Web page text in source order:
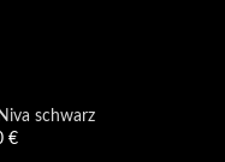
schwarz
€